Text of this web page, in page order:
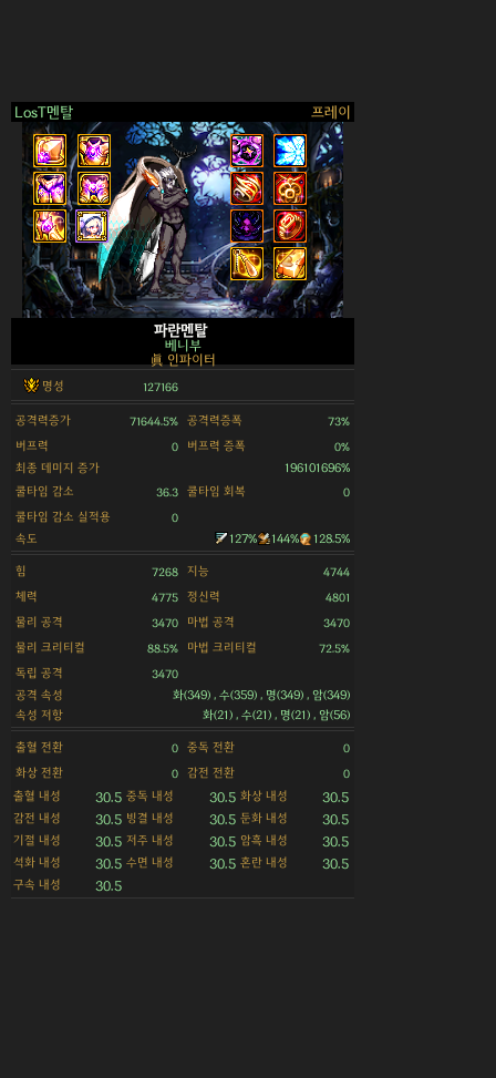
LosT멘탈 프레이
>
파란멘탈
베니부
眞 인파이터
명성 127166
공격력증가 71644.5% 공격력증폭 73%
버프력 0 버프력 증폭 0%
최종 데미지 증가
196101696%
쿨타임 감소
36.3 쿨타임 회복 0
쿨타임 감소 실적용 0
속도 127% 144% 128.5%
힘 7268 지능 4744
체력 4775 정신력 4801
물리 공격 3470 마법 공격 3470
물리 크리티컬 88.5% 마법 크리티컬 72.5%
독립 공격 3470
공격 속성
화(349) , 수(359) , 명(349) , 암(349)
속성 저항
화(21) , 수(21) , 명(21) , 암(56)
출혈 전환 0 중독 전환 0
화상 전환 0 감전 전환 0
출혈 내성 30.5 중독 내성 30.5 화상 내성 30.5
감전 내성 30.5 빙결 내성 30.5 둔화 내성 30.5
기절 내성 30.5 저주 내성 30.5 암흑 내성 30.5
석화 내성 30.5 수면 내성 30.5 혼란 내성 30.5
구속 내성 30.5